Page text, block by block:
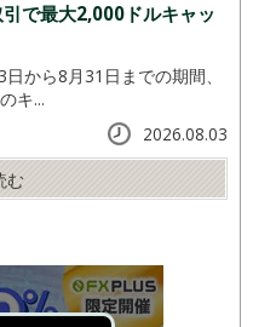
で最大2,000ドルキャッ
から8月31日までの期間、
キ...
2026.08.03
む